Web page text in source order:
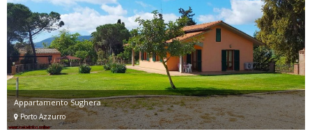
Appartamento Sughera
Porto Azzurro